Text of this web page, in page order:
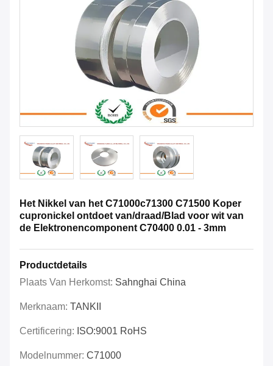
Het Nikkel van het C71000c71300 C71500 Koper
cupronickel ontdoet van/draad/Blad voor wit van
de Elektronencomponent C70400 0.01 - 3mm
Productdetails
Plaats Van Herkomst: Sahnghai China
Merknaam: TANKII
Certificering: ISO:9001 RoHS
Modelnummer: C71000